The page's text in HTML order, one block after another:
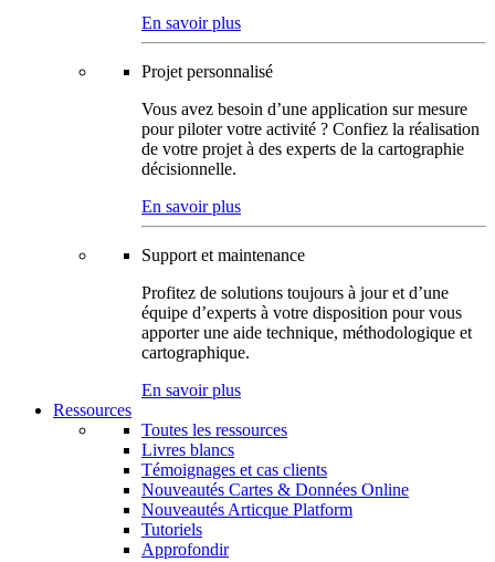
En savoir plus
Projet personnalisé
Vous avez besoin d’une application sur mesure
pour piloter votre activité ? Confiez la réalisation
de votre projet à des experts de la cartographie
décisionnelle.
En savoir plus
Support et maintenance
Profitez de solutions toujours à jour et d’une
équipe d’experts à votre disposition pour vous
apporter une aide technique, méthodologique et
cartographique.
En savoir plus
Ressources
Toutes les ressources
Livres blancs
Témoignages et cas clients
Nouveautés Cartes & Données Online
Nouveautés Articque Platform
Tutoriels
Approfondir